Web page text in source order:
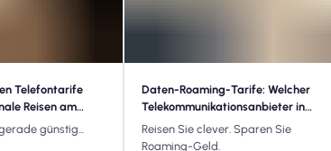
Telefontarife
Reisen am
günstig...
Daten-Roaming-Tarife: Welcher
Telekommunikationsanbieter in
Singapur bietet die besten Roaming-
Tarife?
Reisen Sie clever. Sparen Sie
Roaming-Geld.